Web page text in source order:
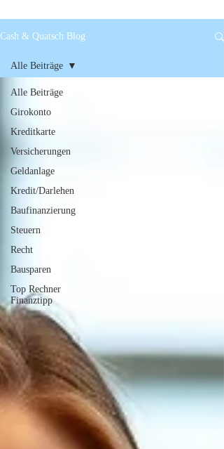
Cash & Quatsch Blog
Alle Beiträge
Girokonto
Kreditkarte
Versicherungen
Geldanlage
Kredit/Darlehen
Baufinanzierung
Steuern
Recht
Bausparen
Top Rechner
Finanztipp
Alle Beiträge